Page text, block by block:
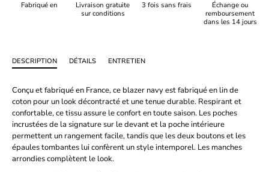
Fabriqué en
Livraison gratuite
sur conditions
3 fois sans frais
Échange ou
remboursement
dans les 14 jours
DESCRIPTION DÉTAILS ENTRETIEN
Conçu et fabriqué en France, ce blazer navy est fabriqué en lin de
coton pour un look décontracté et une tenue durable. Respirant et
confortable, ce tissu assure le confort en toute saison. Les poches
incrustées de la signature sur le devant et la poche intérieure
permettent un rangement facile, tandis que les deux boutons et les
épaules tombantes lui confèrent un style intemporel. Les manches
arrondies complètent le look.